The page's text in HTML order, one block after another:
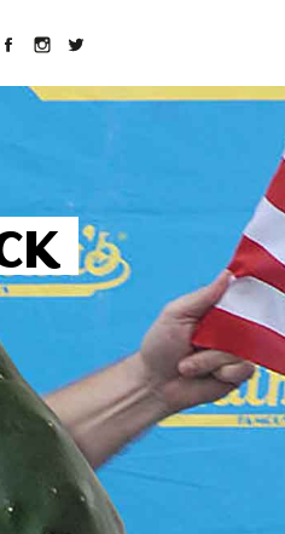
d43051023/htdocs/wordpress/